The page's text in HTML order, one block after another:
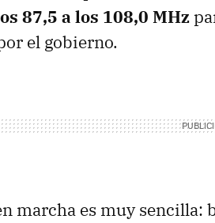
87,5 a los 108,0 MHz
el gobierno.
marcha es muy